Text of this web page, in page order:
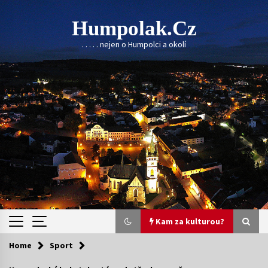
Skip
to
content
Humpolak.cz
. . . . . nejen o Humpolci a okolí
Kam za kulturou?
Kam za kulturou?
Home Sport